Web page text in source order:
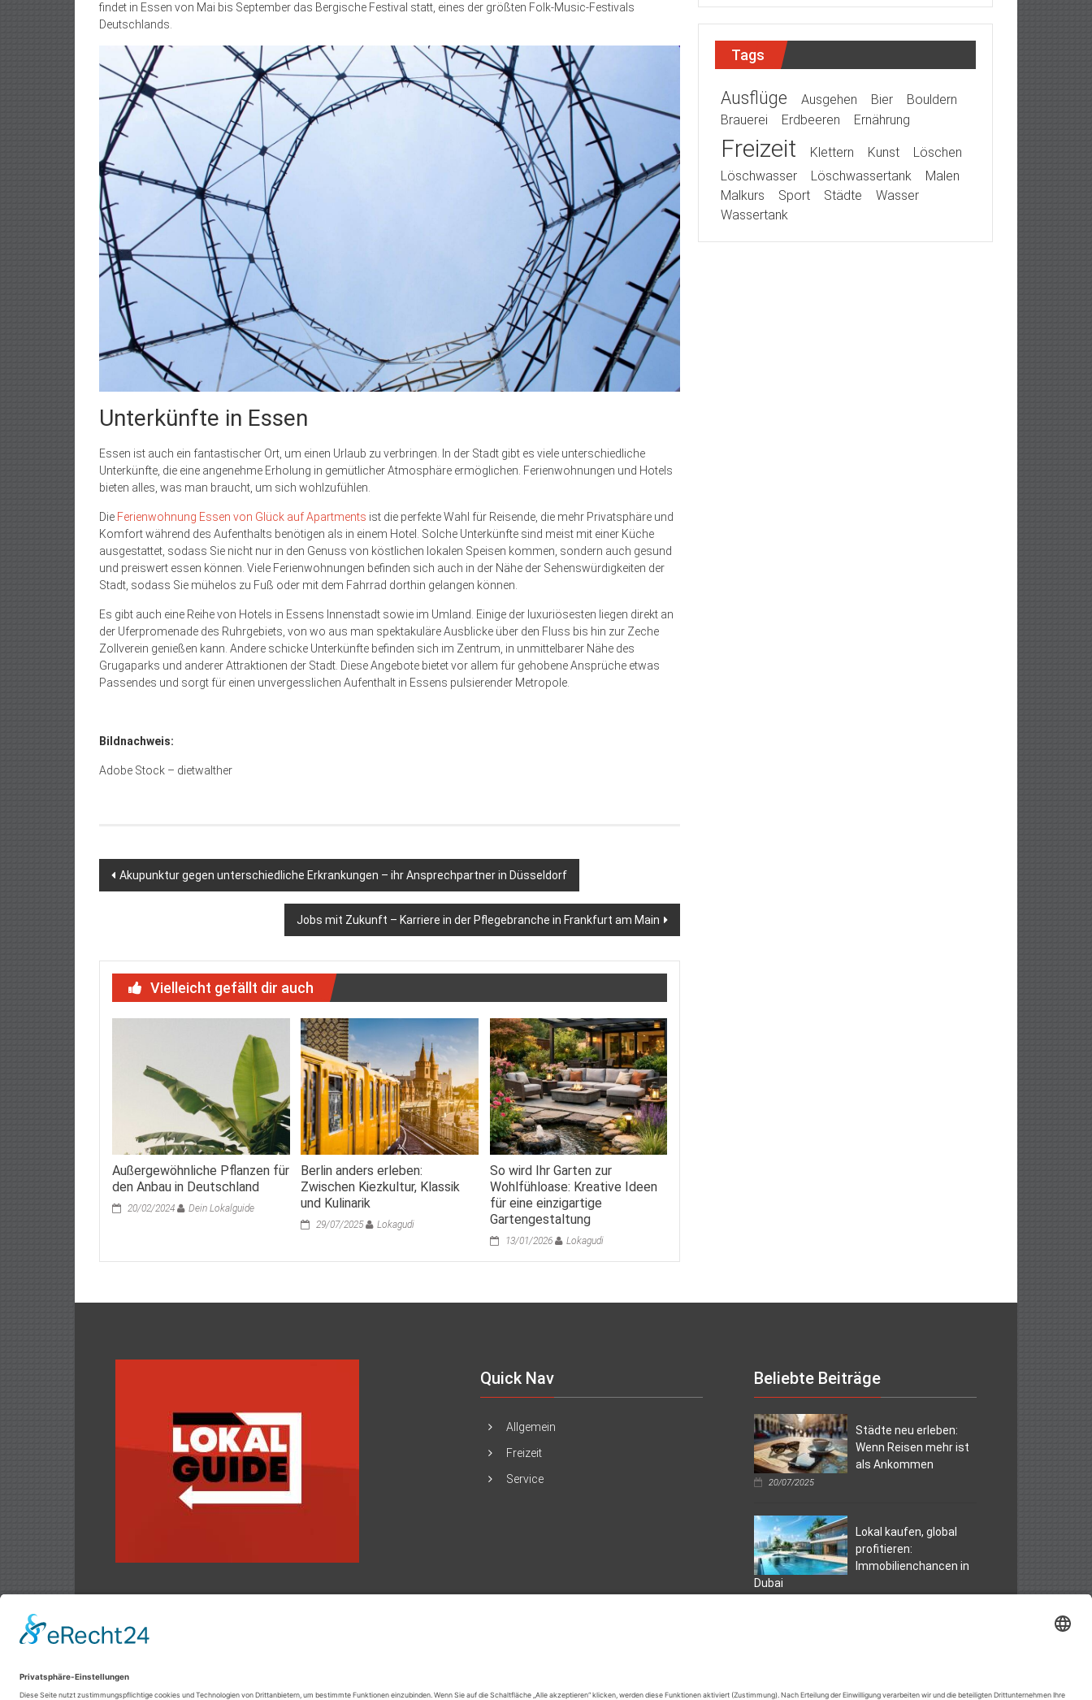
findet in Essen von Mai bis September das Bergische Festival statt, eines der größten Folk-Music-Festivals
Deutschlands.
Unterkünfte in Essen
Essen ist auch ein fantastischer Ort, um einen Urlaub zu verbringen. In der Stadt gibt es viele unterschiedliche
Unterkünfte, die eine angenehme Erholung in gemütlicher Atmosphäre ermöglichen. Ferienwohnungen und Hotels
bieten alles, was man braucht, um sich wohlzufühlen.
Die Ferienwohnung Essen von Glück auf Apartments ist die perfekte Wahl für Reisende, die mehr Privatsphäre und
Komfort während des Aufenthalts benötigen als in einem Hotel. Solche Unterkünfte sind meist mit einer Küche
ausgestattet, sodass Sie nicht nur in den Genuss von köstlichen lokalen Speisen kommen, sondern auch gesund
und preiswert essen können. Viele Ferienwohnungen befinden sich auch in der Nähe der Sehenswürdigkeiten der
Stadt, sodass Sie mühelos zu Fuß oder mit dem Fahrrad dorthin gelangen können.
Es gibt auch eine Reihe von Hotels in Essens Innenstadt sowie im Umland. Einige der luxuriösesten liegen direkt an
der Uferpromenade des Ruhrgebiets, von wo aus man spektakuläre Ausblicke über den Fluss bis hin zur Zeche
Zollverein genießen kann. Andere schicke Unterkünfte befinden sich im Zentrum, in unmittelbarer Nähe des
Grugaparks und anderer Attraktionen der Stadt. Diese Angebote bietet vor allem für gehobene Ansprüche etwas
Passendes und sorgt für einen unvergesslichen Aufenthalt in Essens pulsierender Metropole.
Bildnachweis:
Adobe Stock – dietwalther
Beitragsnavigation
Akupunktur gegen unterschiedliche Erkrankungen – ihr Ansprechpartner in Düsseldorf
Jobs mit Zukunft – Karriere in der Pflegebranche in Frankfurt am Main
Vielleicht gefällt dir auch
Außergewöhnliche Pflanzen für
den Anbau in Deutschland
20/02/2024 Dein Lokalguide
Berlin anders erleben:
Zwischen Kiezkultur, Klassik
und Kulinarik
29/07/2025 Lokagudi
So wird Ihr Garten zur
Wohlfühloase: Kreative Ideen
für eine einzigartige
Gartengestaltung
13/01/2026 Lokagudi
Tags
Ausflüge Ausgehen Bier
Bouldern
Brauerei
Erdbeeren Ernährung
Freizeit Klettern Kunst
Löschen
Löschwasser
Löschwassertank
Malen
Malkurs
Sport Städte
Wasser
Wassertank
Datenschutz
Quick Nav
Allgemein
Freizeit
Service
Beliebte Beiträge
Städte neu erleben:
Wenn Reisen mehr ist
als Ankommen
20/07/2025
Lokal kaufen, global
profitieren:
Immobilienchancen in
Dubai